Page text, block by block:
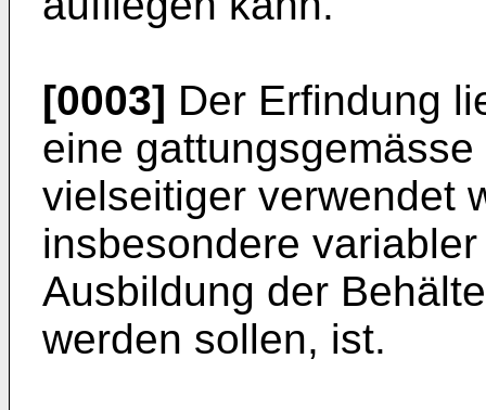
[0003] Der Erfindung
eine
vielseitiger verwendet
insbesondere
Ausbildung der
werden sollen, ist.